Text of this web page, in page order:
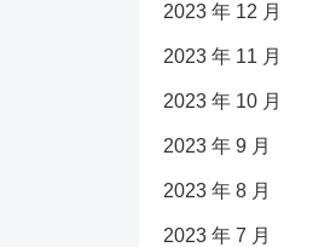
2023 年 12 月
2023 年 11 月
2023 年 10 月
2023 年 9 月
2023 年 8 月
2023 年 7 月